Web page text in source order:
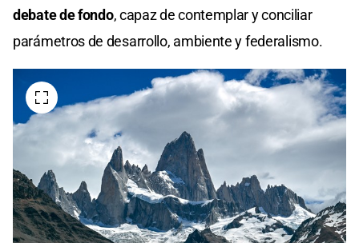
debate de fondo, capaz de contemplar y conciliar
parámetros de desarrollo, ambiente y federalismo.